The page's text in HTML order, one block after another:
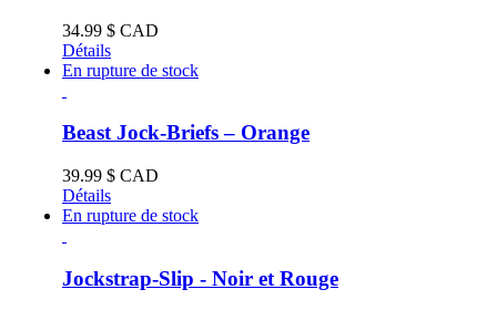
34.99 $ CAD
Détails
En rupture de stock
Beast Jock-Briefs – Orange
39.99 $ CAD
Détails
En rupture de stock
Jockstrap-Slip - Noir et Rouge